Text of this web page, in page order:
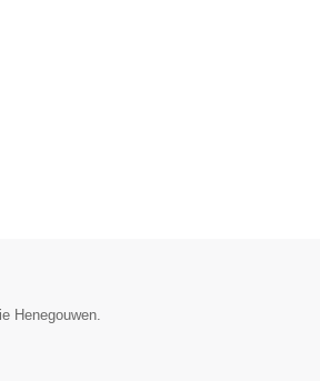
Henegouwen.